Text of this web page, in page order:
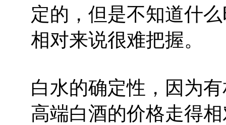
定的，但是不知道什
相对来说很难把握。
白水的确定性，因为
高端白酒的价格走得